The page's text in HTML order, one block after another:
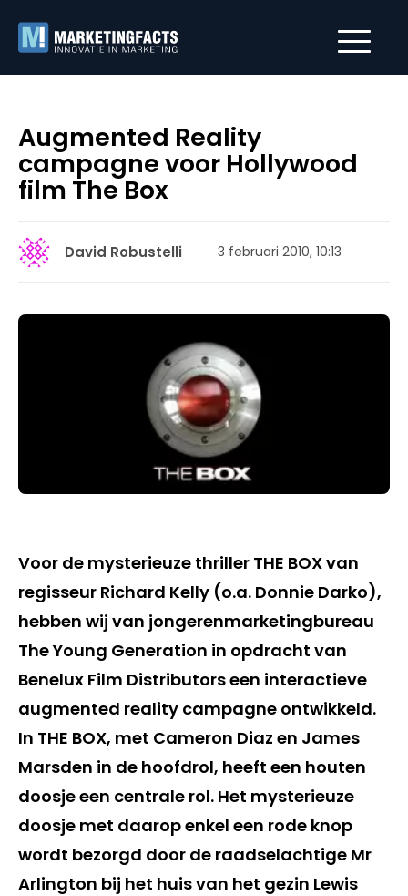
Augmented Reality
campagne voor Hollywood
film The Box
David Robustelli 3 februari 2010, 10:13
Voor de mysterieuze thriller THE BOX van
regisseur Richard Kelly (o.a. Donnie Darko),
hebben wij van jongerenmarketingbureau
The Young Generation in opdracht van
Benelux Film Distributors een interactieve
augmented reality campagne ontwikkeld.
In THE BOX, met Cameron Diaz en James
Marsden in de hoofdrol, heeft een houten
doosje een centrale rol. Het mysterieuze
doosje met daarop enkel een rode knop
wordt bezorgd door de raadselachtige Mr
Arlington bij het huis van het gezin Lewis